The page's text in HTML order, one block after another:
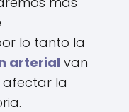
lo tanto la
arterial van
afectar la